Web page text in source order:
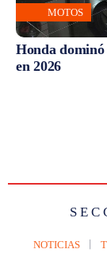
MOTOS
Honda
en 2026
NOTICIAS